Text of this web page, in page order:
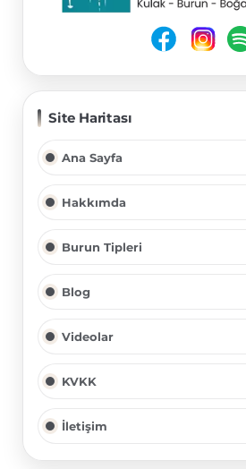
Site Haritası
Ana Sayfa
Hakkımda
Burun Tipleri
Blog
Videolar
KVKK
İletişim